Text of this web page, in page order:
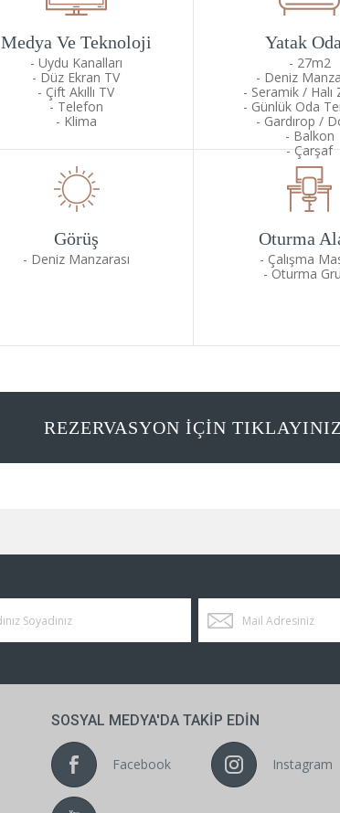
Medya Ve Teknoloji
Uydu Kanalları
Düz Ekran TV
Çift Akıllı TV
Telefon
Klima
Yatak
27m2
Deniz
Seramik / Halı
Günlük Oda
Gardırop /
Balkon
Çarşaf
Görüş
Deniz Manzarası
Oturma
Çalışma
Oturma
REZERVASYON IÇIN TIKLAYINIZ
SOSYAL MEDYA'DA TAKIP EDIN
Facebook Instagram